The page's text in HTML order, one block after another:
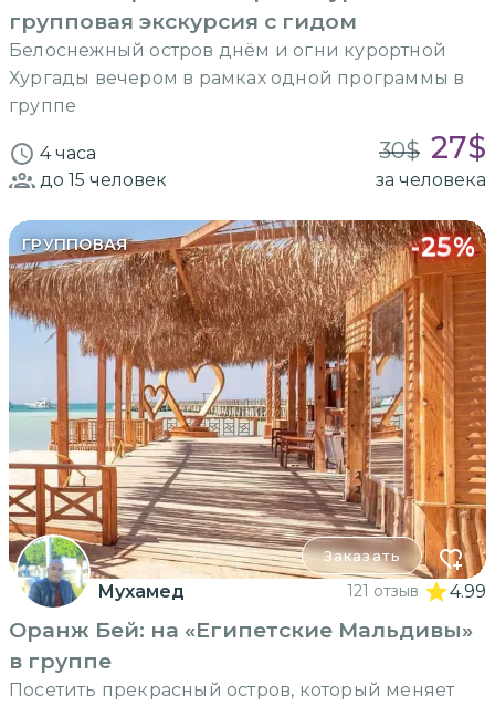
групповая экскурсия с гидом
Белоснежный остров днём и огни курортной
Хургады вечером в рамках одной программы в
группе
4 часа 30$ 27$
до 15 человек за человека
ГРУППОВАЯ -25%
Заказать
Мухамед 121 отзыв 4.99
Оранж Бей: на «Египетские Мальдивы»
в группе
Посетить прекрасный остров, который меняет